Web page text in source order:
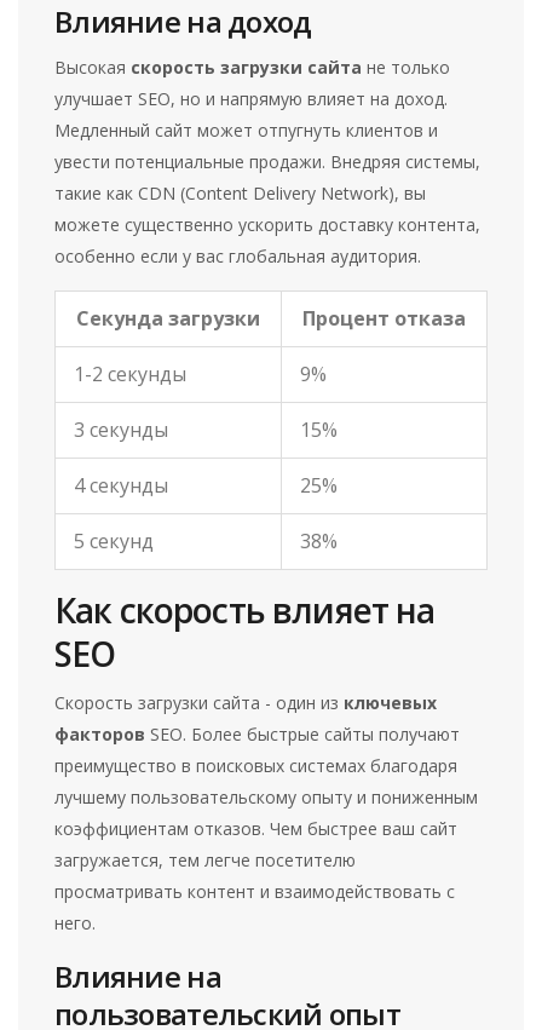
Влияние на доход
Высокая скорость загрузки сайта не только
улучшает SEO, но и напрямую влияет на доход.
Медленный сайт может отпугнуть клиентов и
увести потенциальные продажи. Внедряя системы,
такие как CDN (Content Delivery Network), вы
можете существенно ускорить доставку контента,
особенно если у вас глобальная аудитория.
Секунда загрузки Процент отказа
1-2 секунды 9%
3 секунды 15%
4 секунды 25%
5 секунд 38%
Как скорость влияет на
SEO
Скорость загрузки сайта - один из ключевых
факторов SEO. Более быстрые сайты получают
преимущество в поисковых системах благодаря
лучшему пользовательскому опыту и пониженным
коэффициентам отказов. Чем быстрее ваш сайт
загружается, тем легче посетителю
просматривать контент и взаимодействовать с
него.
Влияние на
пользовательский опыт